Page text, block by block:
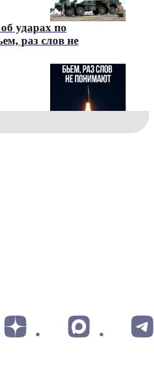
ударах по
раз слов не